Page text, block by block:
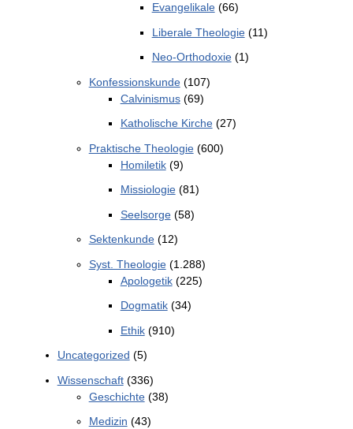
Evangelikale(66)
Liberale Theologie(11)
Neo-Orthodoxie(1)
Konfessionskunde(107)
Calvinismus(69)
Katholische Kirche(27)
Praktische Theologie(600)
Homiletik(9)
Missiologie(81)
Seelsorge(58)
Sektenkunde(12)
Syst. Theologie(1.288)
Apologetik(225)
Dogmatik(34)
Ethik(910)
Uncategorized (5)
Wissenschaft(336)
Geschichte(38)
Medizin (43)